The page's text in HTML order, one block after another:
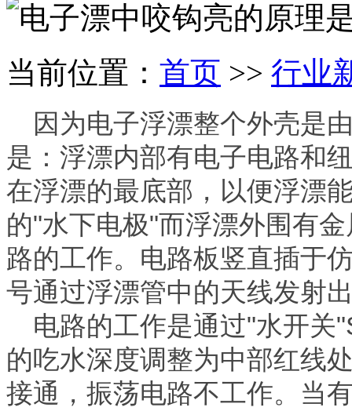
电子漂中咬钩亮的原理
当前位置： 首页 >> 行业
因为电子浮漂整个外壳是
是：浮漂内部有电子电路和
在浮漂的最底部，以便浮漂
的"水下电极"而浮漂外围有
路的工作。电路板竖直插于
号通过浮漂管中的天线发
电路的工作是通过"水开关
的吃水深度调整为中部红线
接通，振荡电路不工作。当